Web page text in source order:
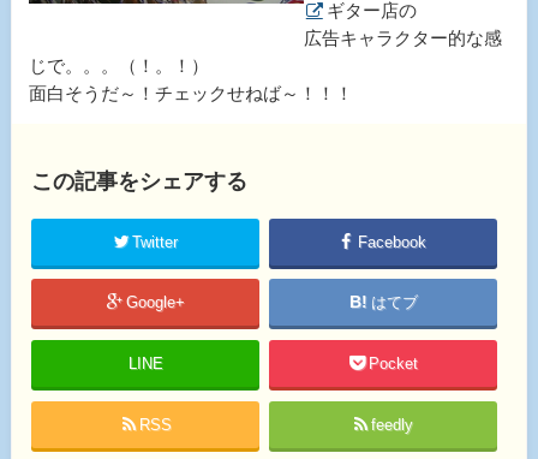
ギター店の
広告キャラクター的な感
じで。。。（！。！）
面白そうだ～！チェックせねば～！！！
この記事をシェアする
Twitter Facebook
Google+ はてブ
LINE Pocket
RSS feedly